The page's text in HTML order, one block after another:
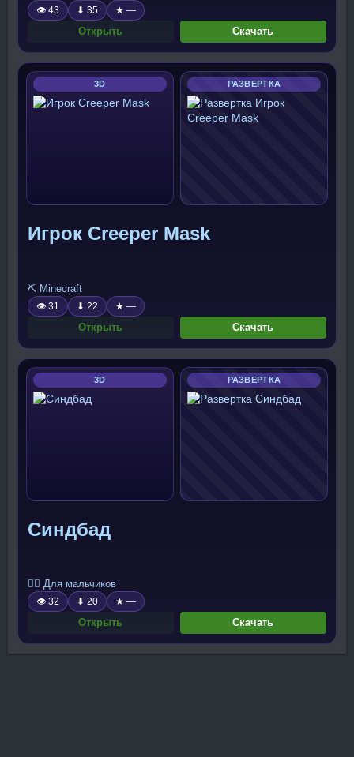
👁 43 ⬇ 35 ★ —
Открыть Скачать
3D РАЗВЕРТКА
Игрок Creeper Mask
⛏️ Minecraft
👁 31 ⬇ 22 ★ —
Открыть Скачать
3D РАЗВЕРТКА
Синдбад
🧍‍♂️ Для мальчиков
👁 32 ⬇ 20 ★ —
Открыть Скачать